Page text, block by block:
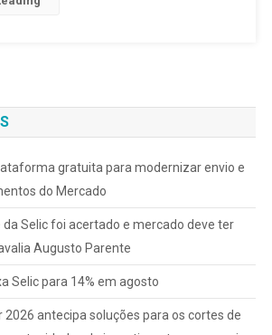
gratuita para modernizar envio e
do Mercado
da Selic foi acertado e mercado deve ter
Augusto Parente
Selic para 14% em agosto
2026 antecipa soluções para os cortes de